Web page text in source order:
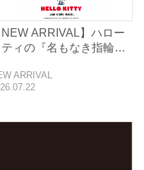
NEW ARRIVAL】ハロー
ティの『名もなき指輪®-
ARRIVAL